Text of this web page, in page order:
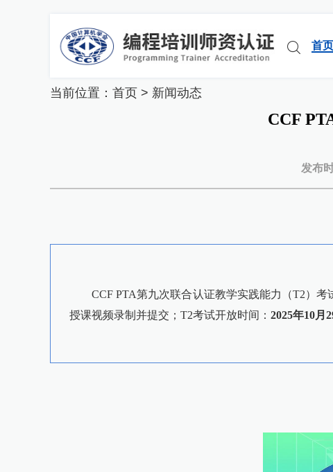
首页
当前位置： 首页 > 新闻动态
CCF
发布
CCF PTA第九次联合认证教学实践能力（T2）考
授课视频录制并提交；T2考试开放时间： 2025年10月